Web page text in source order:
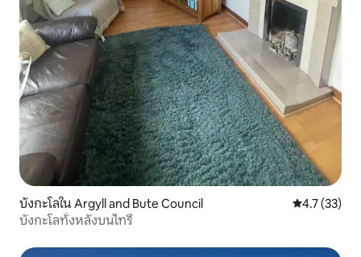
บังกะโลใน Argyll and Bute Council คะแนนเฉลี่ย
4.7 (33)
บังกะโลทั้งหลังบนไทรี